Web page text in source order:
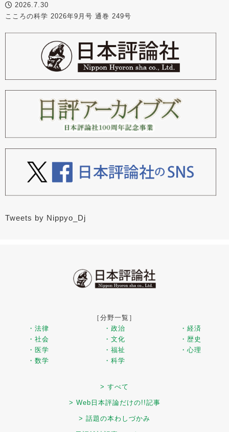
2026.7.30
こころの科学 2026年9月号 通巻 249号
Tweets by Nippyo_Dj
［分野一覧］
・法律
・政治
・経済
・社会
・文化
・歴史
・医学
・福祉
・心理
・数学
・科学
> すべて
> Web日本評論だけの!!記事
> 話題の本わしづかみ